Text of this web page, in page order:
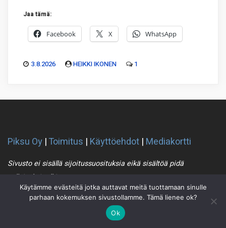
Jaa tämä:
Facebook X WhatsApp
3.8.2026 HEIKKI IKONEN 1
Piksu Oy |Toimitus | Käyttöehdot | Mediakortti
Sivusto ei sisällä sijoitussuosituksia eikä sisältöä pidä
sellaiseksi tulkita
Piksu RSS
Käytämme evästeitä jotka auttavat meitä tuottamaan sinulle
parhaan kokemuksen sivustollamme. Tämä lienee ok?
Ok